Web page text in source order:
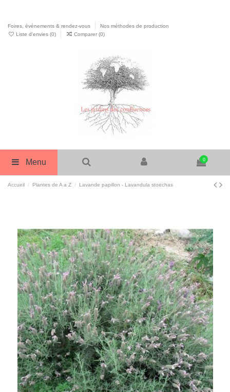
Foires, événements & rendez-vous
Nos méthodes de production
Liste d'envies (0) Comparer (0)
Menu 0
Accueil Plantes de A a Z Lavande papillon - Lavandula stoechas